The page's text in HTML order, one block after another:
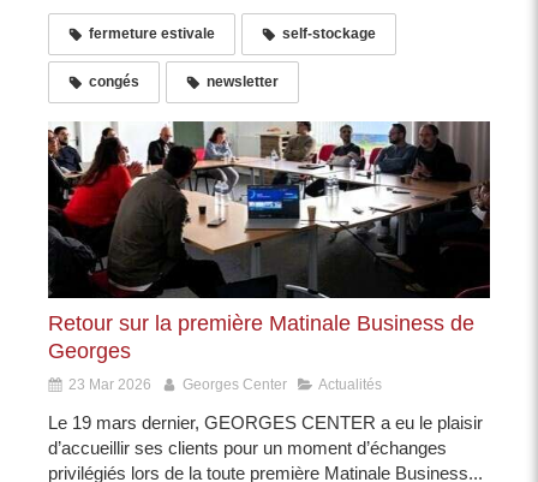
fermeture estivale self-stockage
congés newsletter
Retour sur la première Matinale Business de
Georges
23 Mar 2026 Georges Center Actualités
Le 19 mars dernier, GEORGES CENTER a eu le plaisir
d’accueillir ses clients pour un moment d’échanges
privilégiés lors de la toute première Matinale Business...